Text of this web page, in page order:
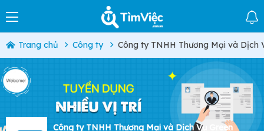
Trang chủ Công ty Công ty TNHH Thương Mại và Dịch
Công ty TNHH Thương Mại và Dịch Vụ Green